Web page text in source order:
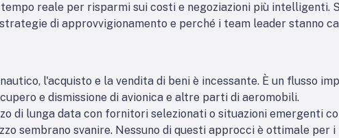
reale per risparmi sui costi e negoziazioni più intelligenti.
di approvvigionamento e perché i team leader stanno
l'acquisto e la vendita di beni è incessante. È un flusso
e dismissione di avionica e altre parti di aeromobili.
di lunga data con fornitori selezionati o situazioni emergenti
sembrano svanire. Nessuno di questi approcci è ottimale per